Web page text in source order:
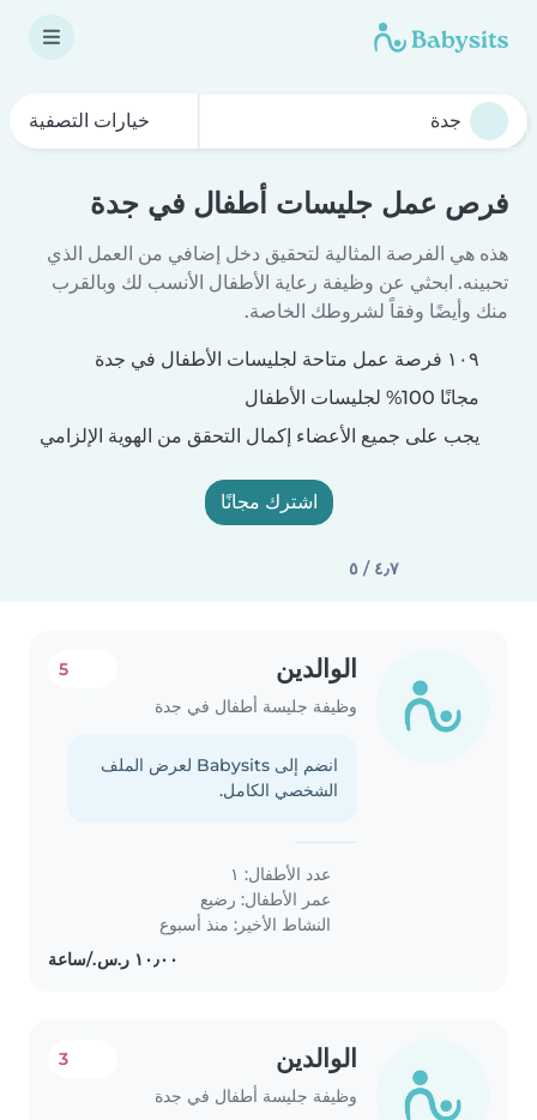
خيارات التصفية
فرص عمل جليسات أطفال في جدة
هذه هي الفرصة المثالية لتحقيق دخل إضافي من العمل الذي
تحبينه. ابحثي عن وظيفة رعاية الأطفال الأنسب لك وبالقرب
منك وأيضًا وفقاً لشروطك الخاصة.
١٠٩ فرصة عمل متاحة لجليسات الأطفال في جدة
مجانًا 100% لجليسات الأطفال
يجب على جميع الأعضاء إكمال التحقق من الهوية الإلزامي
اشترك مجانًا
٤٫٧ / ٥
الوالدين
وظيفة جليسة أطفال في جدة
5
انضم إلى Babysits لعرض الملف
الشخصي الكامل.
عدد الأطفال: ١
عمر الأطفال: رضيع
النشاط الأخير: منذ أسبوع
الوالدين
وظيفة جليسة أطفال في جدة
3